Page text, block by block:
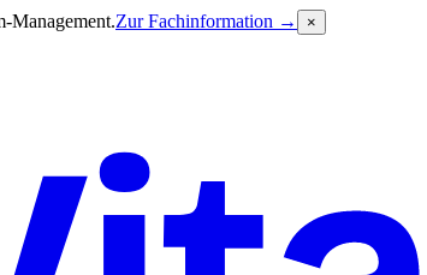
Management.Zur Fachinformation → ×